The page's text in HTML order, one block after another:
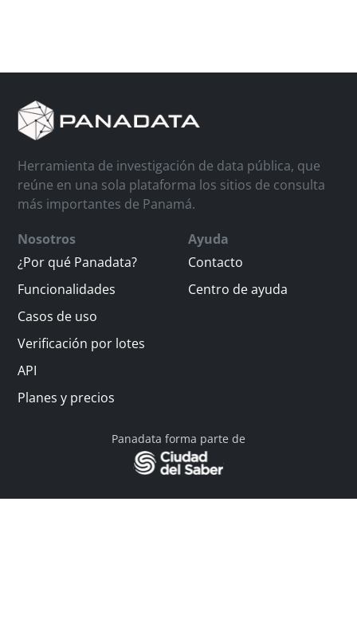
Herramienta de investigación de data pública, que
reúne en una sola plataforma los sitios de consulta
más importantes de Panamá.
Nosotros
¿Por qué Panadata?
Funcionalidades
Casos de uso
Verificación por lotes
API
Planes y precios
Ayuda
Contacto
Centro de ayuda
Panadata forma parte de